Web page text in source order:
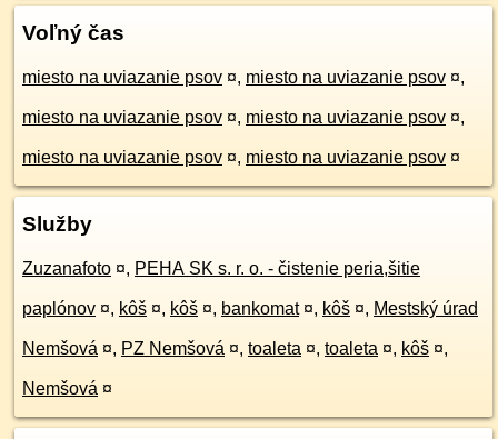
Voľný čas
miesto na uviazanie psov ¤, miesto na uviazanie psov ¤,
miesto na uviazanie psov ¤, miesto na uviazanie psov ¤,
miesto na uviazanie psov ¤, miesto na uviazanie psov ¤
Služby
Zuzanafoto ¤, PEHA SK s. r. o. - čistenie peria,šitie
paplónov ¤, kôš ¤, kôš ¤, bankomat ¤, kôš ¤, Mestský úrad
Nemšová ¤, PZ Nemšová ¤, toaleta ¤, toaleta ¤, kôš ¤,
Nemšová ¤